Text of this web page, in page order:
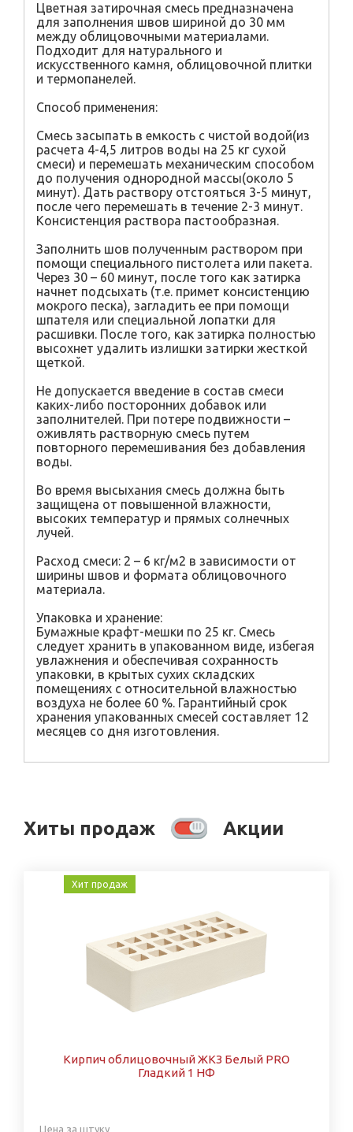
Цветная затирочная смесь предназначена
для заполнения швов шириной до 30 мм
между облицовочными материалами.
Подходит для натурального и
искусственного камня, облицовочной плитки
и термопанелей.
Способ применения:
Смесь засыпать в емкость с чистой водой(из
расчета 4-4,5 литров воды на 25 кг сухой
смеси) и перемешать механическим способом
до получения однородной массы(около 5
минут). Дать раствору отстояться 3-5 минут,
после чего перемешать в течение 2-3 минут.
Консистенция раствора пастообразная.
Заполнить шов полученным раствором при
помощи специального пистолета или пакета.
Через 30 – 60 минут, после того как затирка
начнет подсыхать (т.е. примет консистенцию
мокрого песка), загладить ее при помощи
шпателя или специальной лопатки для
расшивки. После того, как затирка полностью
высохнет удалить излишки затирки жесткой
щеткой.
Не допускается введение в состав смеси
каких-либо посторонних добавок или
заполнителей. При потере подвижности –
оживлять растворную смесь путем
повторного перемешивания без добавления
воды.
Во время высыхания смесь должна быть
защищена от повышенной влажности,
высоких температур и прямых солнечных
лучей.
Расход смеси: 2 – 6 кг/м2 в зависимости от
ширины швов и формата облицовочного
материала.
Упаковка и хранение:
Бумажные крафт-мешки по 25 кг. Смесь
следует хранить в упакованном виде, избегая
увлажнения и обеспечивая сохранность
упаковки, в крытых сухих складских
помещениях с относительной влажностью
воздуха не более 60 %. Гарантийный срок
хранения упакованных смесей составляет 12
месяцев со дня изготовления.
Хиты продаж Акции
Хит продаж
Кирпич облицовочный ЖКЗ Белый PRO
Гладкий 1 НФ
Цена за штуку